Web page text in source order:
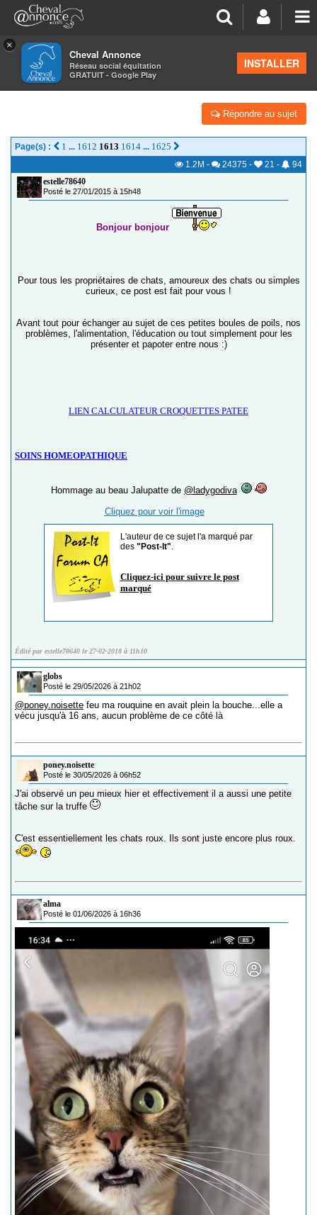
×
Cheval Annonce
Réseau social équitation
GRATUIT - Google Play
INSTALLER
>Salon de thé
LES CHATS DE CA !
Répondre au sujet
Page(s) : 1 ... 1612 1613 1614 ... 1625
1.2M - 24375 - 21 -
94
estelle78640
Posté le 27/01/2015 à 15h48
Bonjour bonjour
Pour tous les propriétaires de chats, amoureux des chats ou simples
curieux, ce post est fait pour vous !
Avant tout pour échanger au sujet de ces petites boules de poils, nos
problèmes, l'alimentation, l'éducation ou tout simplement pour les
présenter et papoter entre nous :)
LIEN CALCULATEUR CROQUETTES PATEE
SOINS HOMEOPATHIQUE
Hommage au beau Jalupatte de @ladygodiva
Cliquez pour voir l'image
L'auteur de ce sujet l'a marqué par
des "Post-It".
Cliquez-ici pour suivre le post
marqué
Édité par estelle78640 le 27-02-2018 à 11h10
globs
Posté le 29/05/2026 à 21h02
@poney.noisette feu ma rouquine en avait plein la bouche...elle a
vécu jusqu'à 16 ans, aucun problème de ce côté là
poney.noisette
Posté le 30/05/2026 à 06h52
J'ai observé un peu mieux hier et effectivement il a aussi une petite
tâche sur la truffe
C'est essentiellement les chats roux. Ils sont juste encore plus roux.
alma
Posté le 01/06/2026 à 16h36